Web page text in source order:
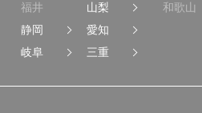
福井
山梨
静岡
愛知
岐阜
三重
和歌山